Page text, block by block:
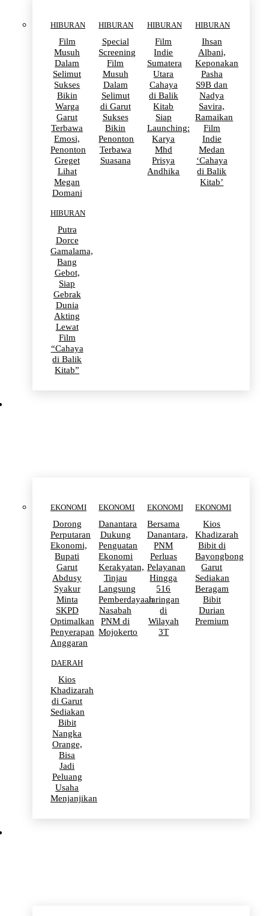
HIBURAN
Film
Musuh
Dalam
Selimut
Sukses
Bikin
Warga
Garut
Terbawa
Emosi,
Penonton
Greget
Lihat
Megan
Domani
HIBURAN
Special
Screening
Film
Musuh
Dalam
Selimut
di Garut
Sukses
Bikin
Penonton
Terbawa
Suasana
HIBURAN
Film
Indie
Sumatera
Utara
Cahaya
di Balik
Kitab
Siap
Launching:
Karya
Mhd
Prisya
Andhika
HIBURAN
Ihsan
Albani,
Keponakan
Pasha
S9B dan
Nadya
Savira,
Ramaikan
Film
Indie
Medan
‘Cahaya
di Balik
Kitab’
HIBURAN
Putra
Dorce
Gamalama,
Bang
Gebot,
Siap
Gebrak
Dunia
Akting
Lewat
Film
“Cahaya
di Balik
Kitab”
EKONOMI
Dorong
Perputaran
Ekonomi,
Bupati
Garut
Abdusy
Syakur
Minta
SKPD
Optimalkan
Penyerapan
Anggaran
EKONOMI
Danantara
Dukung
Penguatan
Ekonomi
Kerakyatan,
Tinjau
Langsung
Pemberdayaan
Nasabah
PNM di
Mojokerto
EKONOMI
Bersama
Danantara,
PNM
Perluas
Pelayanan
Hingga
516
Jaringan
di
Wilayah
3T
EKONOMI
Kios
Khadizarah
Bibit di
Bayongbong
Garut
Sediakan
Beragam
Bibit
Durian
Premium
DAERAH
Kios
Khadizarah
di Garut
Sediakan
Bibit
Nangka
Orange,
Bisa
Jadi
Peluang
Usaha
Menjanjikan